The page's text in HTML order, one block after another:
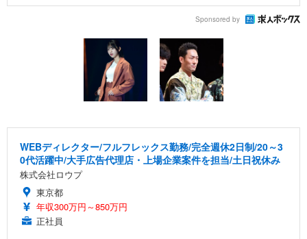
Sponsored by
WEBディレクター/フルフレックス勤務/完全週休2日制/20～3
0代活躍中/大手広告代理店・上場企業案件を担当/土日祝休み
株式会社ロウプ
東京都
年収300万円～850万円
正社員